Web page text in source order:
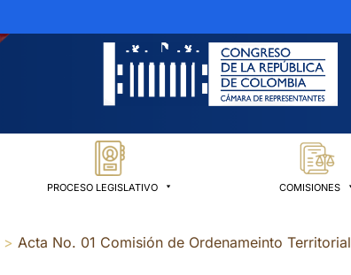
PROCESO LEGISLATIVO COMISIONES
Acta No. 01 Comisión de Ordenameinto Territorial